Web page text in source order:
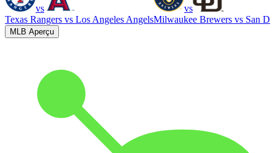
vs
Texas Rangers vs Los Angeles Angels
vs
Milwaukee Brewers vs San
MLB Aperçu